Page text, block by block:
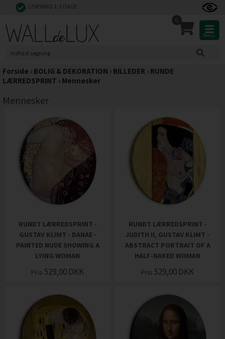
LEVERING 1-3 DAGE
0
Menu
Forside › BOLIG & DEKORATION › BILLEDER › RUNDE
LÆRREDSPRINT › Mennesker
Mennesker
RUNDT LÆRREDSPRINT -
GUSTAV KLIMT - DANAE -
PAINTED NUDE SHOWING A
LYING WOMAN
Pris 529,00 DKK
RUNDT LÆRREDSPRINT -
JUDITH II, GUSTAV KLIMT -
ABSTRACT PORTRAIT OF A
HALF-NAKED WOMAN
Pris 529,00 DKK